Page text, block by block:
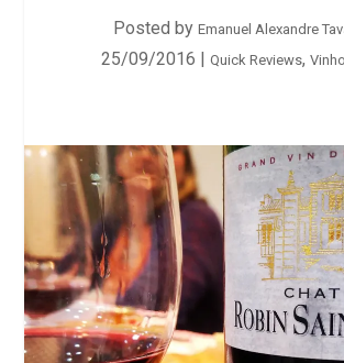
Posted by Emanuel Alexandre
25/09/2016 | Quick Reviews,